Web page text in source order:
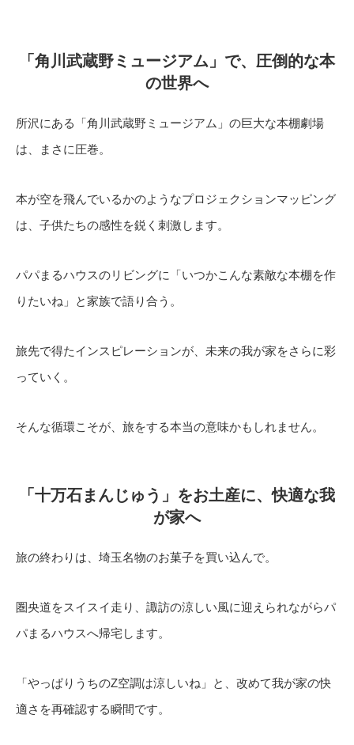
「角川武蔵野ミュージアム」で、圧倒的な本
の世界へ
所沢にある「角川武蔵野ミュージアム」の巨大な本棚劇場
は、まさに圧巻。
本が空を飛んでいるかのようなプロジェクションマッピング
は、子供たちの感性を鋭く刺激します。
パパまるハウスのリビングに「いつかこんな素敵な本棚を作
りたいね」と家族で語り合う。
旅先で得たインスピレーションが、未来の我が家をさらに彩
っていく。
そんな循環こそが、旅をする本当の意味かもしれません。
「十万石まんじゅう」をお土産に、快適な我
が家へ
旅の終わりは、埼玉名物のお菓子を買い込んで。
圏央道をスイスイ走り、諏訪の涼しい風に迎えられながらパ
パまるハウスへ帰宅します。
「やっぱりうちのZ空調は涼しいね」と、改めて我が家の快
適さを再確認する瞬間です。